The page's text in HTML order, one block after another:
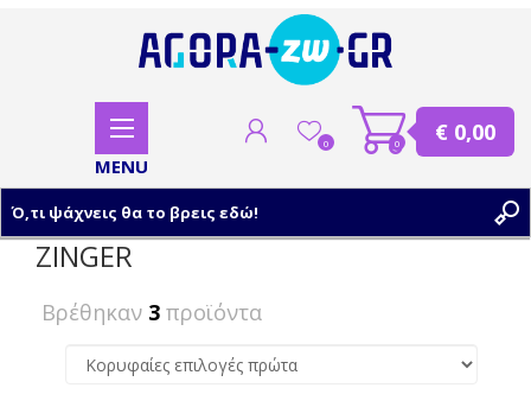
ΣΥΝΔΕΣΗ
0 0 € 0,00
ZINGER
Βρέθηκαν 3 προϊόντα